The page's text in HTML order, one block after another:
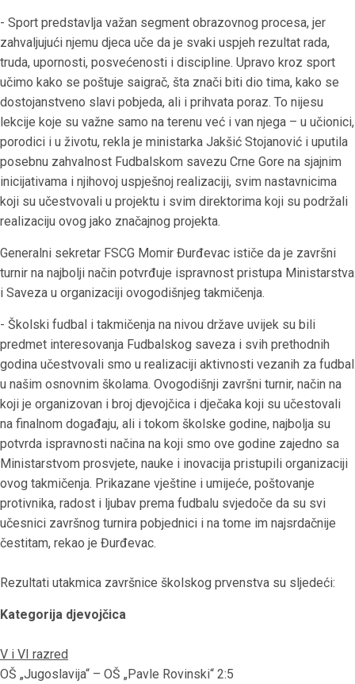
- Sport predstavlja važan segment obrazovnog procesa, jer
zahvaljujući njemu djeca uče da je svaki uspjeh rezultat rada,
truda, upornosti, posvećenosti i discipline. Upravo kroz sport
učimo kako se poštuje saigrač, šta znači biti dio tima, kako se
dostojanstveno slavi pobjeda, ali i prihvata poraz. To nijesu
lekcije koje su važne samo na terenu već i van njega – u učionici,
porodici i u životu, rekla je ministarka Jakšić Stojanović i uputila
posebnu zahvalnost Fudbalskom savezu Crne Gore na sjajnim
inicijativama i njihovoj uspješnoj realizaciji, svim nastavnicima
koji su učestvovali u projektu i svim direktorima koji su podržali
realizaciju ovog jako značajnog projekta.
Generalni sekretar FSCG Momir Đurđevac ističe da je završni
turnir na najbolji način potvrđuje ispravnost pristupa Ministarstva
i Saveza u organizaciji ovogodišnjeg takmičenja.
- Školski fudbal i takmičenja na nivou države uvijek su bili
predmet interesovanja Fudbalskog saveza i svih prethodnih
godina učestvovali smo u realizaciji aktivnosti vezanih za fudbal
u našim osnovnim školama. Ovogodišnji završni turnir, način na
koji je organizovan i broj djevojčica i dječaka koji su učestovali
na finalnom događaju, ali i tokom školske godine, najbolja su
potvrda ispravnosti načina na koji smo ove godine zajedno sa
Ministarstvom prosvjete, nauke i inovacija pristupili organizaciji
ovog takmičenja. Prikazane vještine i umijeće, poštovanje
protivnika, radost i ljubav prema fudbalu svjedoče da su svi
učesnici završnog turnira pobjednici i na tome im najsrdačnije
čestitam, rekao je Đurđevac.
Rezultati utakmica završnice školskog prvenstva su sljedeći:
Kategorija djevojčica
V i VI razred
OŠ „Jugoslavija“ – OŠ „Pavle Rovinski“ 2:5